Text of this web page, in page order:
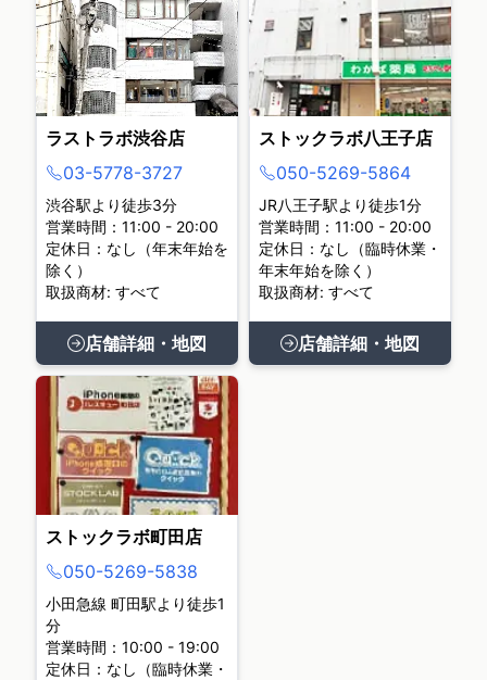
ラストラボ渋谷店
03-5778-3727
渋谷駅より徒歩3分
営業時間：11:00 - 20:00
定休日：なし（年末年始を
除く）
取扱商材: すべて
店舗詳細・地図
ストックラボ八王子店
050-5269-5864
JR八王子駅より徒歩1分
営業時間：11:00 - 20:00
定休日：なし（臨時休業・
年末年始を除く）
取扱商材: すべて
店舗詳細・地図
ストックラボ町田店
050-5269-5838
小田急線 町田駅より徒歩1
分
営業時間：10:00 - 19:00
定休日：なし（臨時休業・